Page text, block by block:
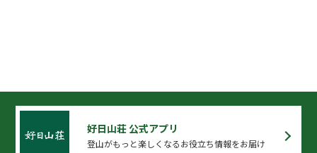
好日山荘 公式アプリ
登山がもっと楽しくなるお役立ち情報をお届け